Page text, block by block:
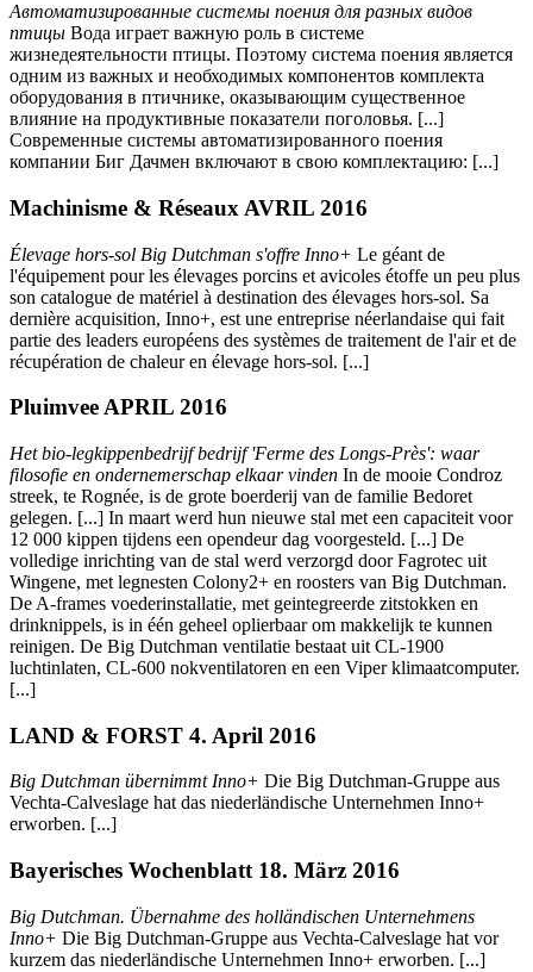
Автоматизированные системы поения для разных видов
птицы Вода играет важную роль в системе
жизнедеятельности птицы. Поэтому система поения является
одним из важных и необходимых компонентов комплекта
оборудования в птичнике, оказывающим существенное
влияние на продуктивные показатели поголовья. [...]
Современные системы автоматизированного поения
компании Биг Дачмен включают в свою комплектацию: [...]
Machinisme & Réseaux AVRIL 2016
Élevage hors-sol Big Dutchman s'offre Inno+ Le géant de
l'équipement pour les élevages porcins et avicoles étoffe un peu plus
son catalogue de matériel à destination des élevages hors-sol. Sa
dernière acquisition, Inno+, est une entreprise néerlandaise qui fait
partie des leaders européens des systèmes de traitement de l'air et de
récupération de chaleur en élevage hors-sol. [...]
Pluimvee APRIL 2016
Het bio-legkippenbedrijf bedrijf 'Ferme des Longs-Près': waar
filosofie en ondernemerschap elkaar vinden In de mooie Condroz
streek, te Rognée, is de grote boerderij van de familie Bedoret
gelegen. [...] In maart werd hun nieuwe stal met een capaciteit voor
12 000 kippen tijdens een opendeur dag voorgesteld. [...] De
volledige inrichting van de stal werd verzorgd door Fagrotec uit
Wingene, met legnesten Colony2+ en roosters van Big Dutchman.
De A-frames voederinstallatie, met geintegreerde zitstokken en
drinknippels, is in één geheel oplierbaar om makkelijk te kunnen
reinigen. De Big Dutchman ventilatie bestaat uit CL-1900
luchtinlaten, CL-600 nokventilatoren en een Viper klimaatcomputer.
[...]
LAND & FORST 4. April 2016
Big Dutchman übernimmt Inno+ Die Big Dutchman-Gruppe aus
Vechta-Calveslage hat das niederländische Unternehmen Inno+
erworben. [...]
Bayerisches Wochenblatt 18. März 2016
Big Dutchman. Übernahme des holländischen Unternehmens
Inno+ Die Big Dutchman-Gruppe aus Vechta-Calveslage hat vor
kurzem das niederländische Unternehmen Inno+ erworben. [...]